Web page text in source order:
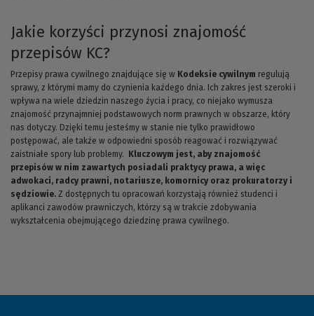
Jakie korzyści przynosi znajomość
przepisów KC?
Przepisy prawa cywilnego znajdujące się w Kodeksie cywilnym regulują
sprawy, z którymi mamy do czynienia każdego dnia. Ich zakres jest szeroki i
wpływa na wiele dziedzin naszego życia i pracy, co niejako wymusza
znajomość przynajmniej podstawowych norm prawnych w obszarze, który
nas dotyczy. Dzięki temu jesteśmy w stanie nie tylko prawidłowo
postępować, ale także w odpowiedni sposób reagować i rozwiązywać
zaistniałe spory lub problemy.
Kluczowym jest, aby znajomość
przepisów w nim zawartych posiadali praktycy prawa, a więc
adwokaci, radcy prawni, notariusze, komornicy oraz prokuratorzy i
sędziowie. Z dostępnych tu opracowań korzystają również studenci i
aplikanci zawodów prawniczych, którzy są w trakcie zdobywania
wykształcenia obejmującego dziedzinę prawa cywilnego.